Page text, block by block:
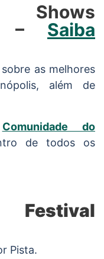
– Saiba
as melhores
além de
Comunidade do
de todos os
Pista.